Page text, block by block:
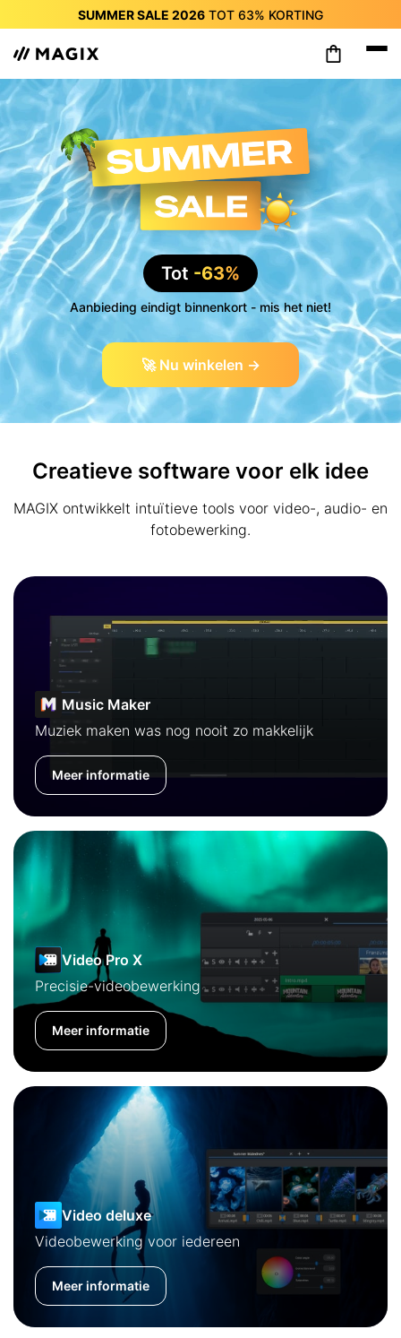
SUMMER SALE 2026 TOT 63% KORTING
SUMMER SALE 2026
SUMMER SALE 2026
SUMMER SALE 2026
TOT 63%
SUMMER SALE 2026TOT63%KORTING
SUMMER SALE 2026 TOT 63% KORTING
Tot -63%
Aanbieding eindigt binnenkort - mis het niet!
🚀 Nu winkelen →
Creatieve software voor elk idee
MAGIX ontwikkelt intuïtieve tools voor video-, audio- en
fotobewerking.
Music Maker
Muziek maken was nog nooit zo makkelijk
Meer informatie
Video Pro X
Precisie-videobewerking
Meer informatie
Video deluxe
Videobewerking voor iedereen
Meer informatie